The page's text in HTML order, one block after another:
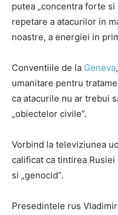
putea „concentra forte
repetare a atacurilor in
noastre, a energiei in
Conventiile de la Geneva
umanitare pentru
ca atacurile nu ar trebui
„obiectelor civile”.
Vorbind la televiziunea
calificat ca tintirea
si „genocid”.
Presedintele rus